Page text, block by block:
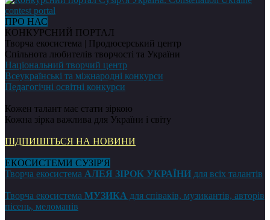
ПРО НАС
КОНКУРСНИЙ ПОРТАЛ
Творча екосистема | Продюсерський центр
Спільнота любителів творчості та України
Національний творчий центр
Всеукраїнські та міжнародні конкурси
Педагогічні освітні конкурси
Кожен талант має стати зіркою
Кожна зірка важлива для України і світу
ПІДПИШІТЬСЯ НА НОВИНИ
ЕКОСИСТЕМИ СУЗІР'Я
Творча екосистема АЛЕЯ ЗІРОК УКРАЇНИ для всіх талантів
Творча екосистема МУЗИКА для співаків, музикантів, авторів
пісень, меломанів